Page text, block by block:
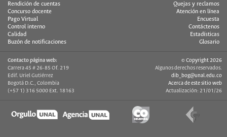
Rendición de cuentas
Concurso docente
Pago Virtual
Control interno
Calidad
Buzón de notificaciones
Quejas y reclamos
Atención en línea
Encuesta
Contáctenos
Estadísticas
Glosario
Contacto página web:
Carrera 45 # 26-85 Of. 219
Edif. Uriel Gutiérrez
Bogotá D.C., Colombia
(+57 1) 316 5000 Ext. 18163
© Copyright 2026
Algunos derechos reservados.
dib_bog@unal.edu.co
Acerca de este sitio web
Actualización: 21/01/26